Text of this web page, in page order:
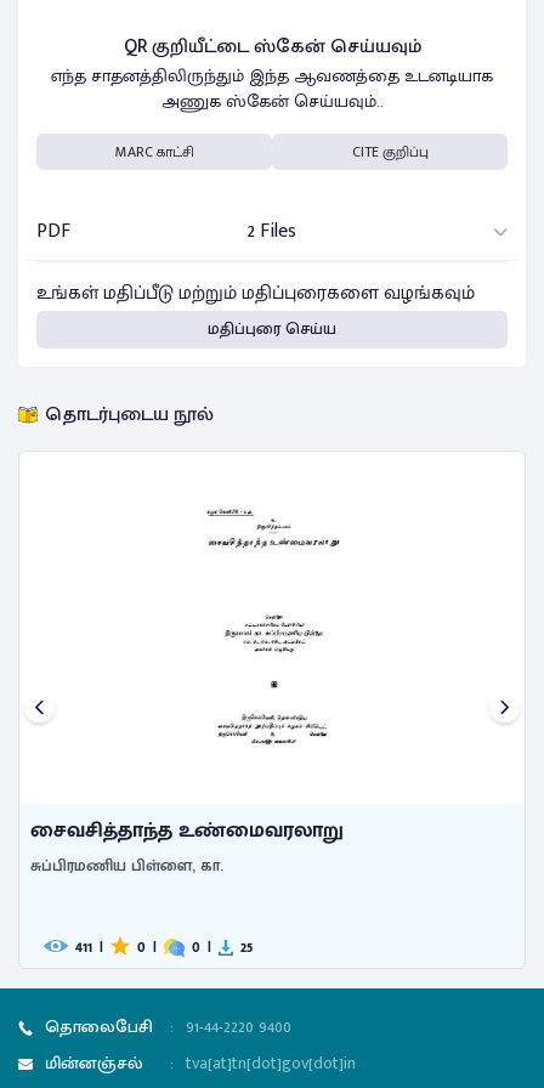
QR குறியீட்டை ஸ்கேன் செய்யவும்
எந்த சாதனத்திலிருந்தும் இந்த ஆவணத்தை உடனடியாக
அணுக ஸ்கேன் செய்யவும்..
MARC காட்சி CITE குறிப்பு
PDF
2 Files
உங்கள் மதிப்பீடு மற்றும் மதிப்புரைகளை வழங்கவும்
மதிப்புரை செய்ய
தொடர்புடைய நூல்
உண்மைவரலாறு
பிள்ளை, கா.
0 | 0 | 25
தொலைபேசி : 91-44-2220 9400
மின்னஞ்சல்
: tva[at]tn[dot]gov[dot]in